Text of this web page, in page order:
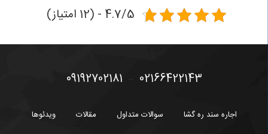
4.7/5 - (12 امتیاز)
02166422143
09192702181
اجاره سند ره گشا سوالات متداول مقالات
ویدئوها